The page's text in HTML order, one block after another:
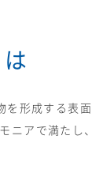
形成する表面
ニアで満たし